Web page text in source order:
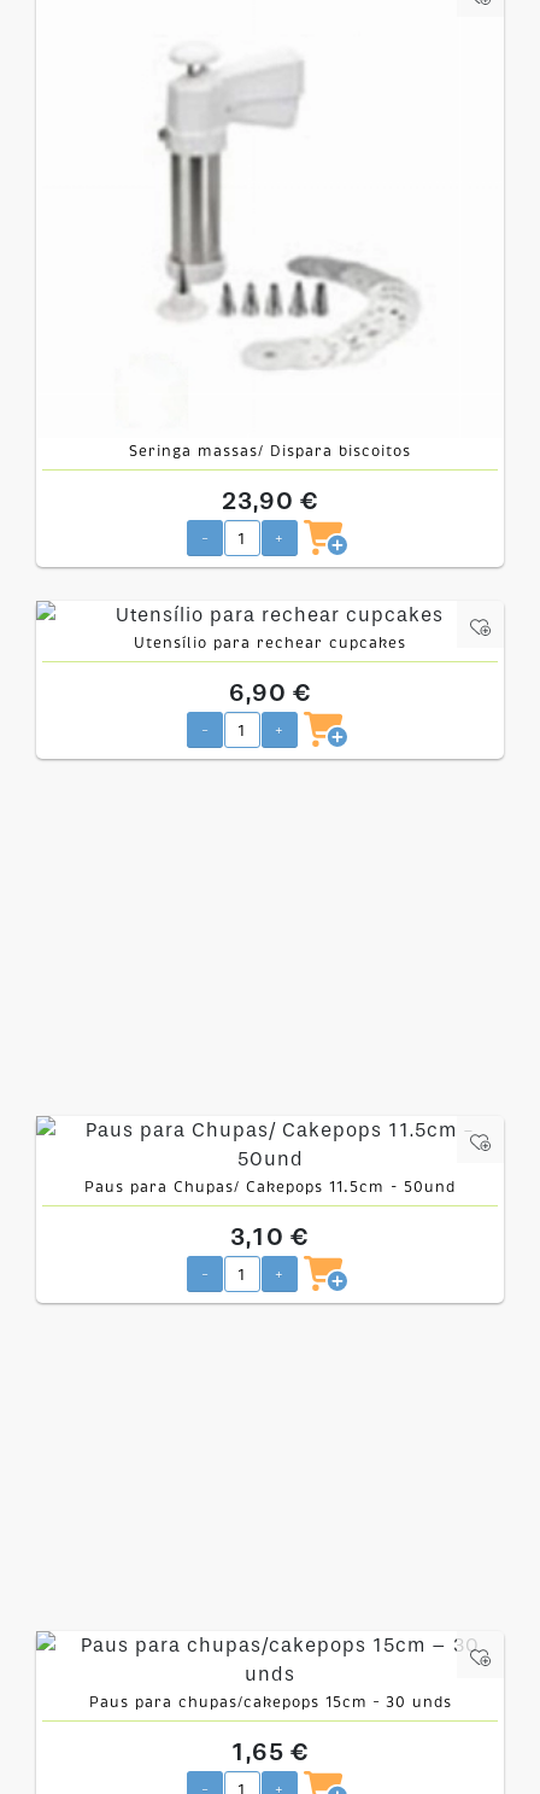
Seringa massas/ Dispara biscoitos
23,90 €
- +
Utensílio para rechear cupcakes
6,90 €
- +
Paus para Chupas/ Cakepops 11.5cm - 50und
3,10 €
- +
Paus para chupas/cakepops 15cm – 30 unds
1,65 €
- +